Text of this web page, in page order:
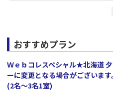
おすすめプラン
Ｗｅｂコレスペシャル★北海道
ーに変更となる場合がございま
(2名～3名1室)